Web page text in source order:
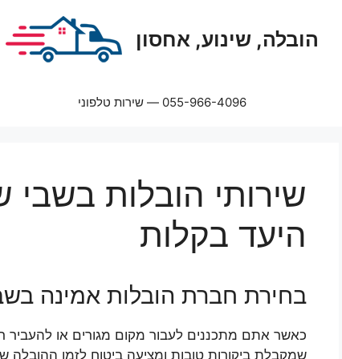
הובלה, שינוע, אחסון
055-966-4096 — שירות טלפוני
שירותי הובלות
היעד בקלות
בחירת חברת הובלות אמינה
כאשר אתם מתכננים לעבור מקום מגורים או להעביר
שמקבלת ביקורות טובות ומציעה ביטוח לזמן ההובלה